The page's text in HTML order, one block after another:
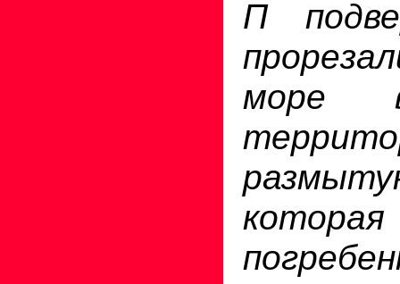
П
море